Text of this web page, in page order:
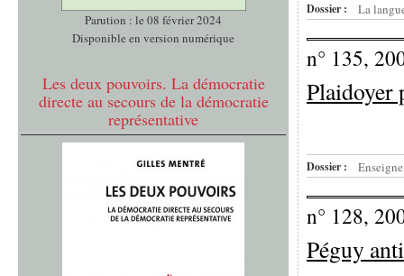
Parution : le 08 février 2024
Disponible en version numérique
Les deux pouvoirs. La démocratie
directe au secours de la démocratie
représentative
Dossier : La
n° 135,
Plaidoyer
Dossier :
n° 128,
Péguy